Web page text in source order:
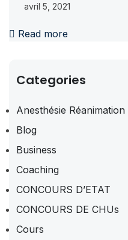
avril 5, 2021
Read more
Categories
Anesthésie Réanimation
Blog
Business
Coaching
CONCOURS D’ETAT
CONCOURS DE CHUs
Cours